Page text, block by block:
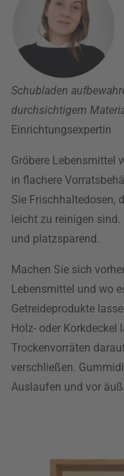
Schubladen
durchsichtigem
Einrichtungsexpertin
Gröbere Lebensmittel
in flachere
Sie Frischhaltedosen,
leicht zu reinigen
und platzsparend.
Machen Sie sich
Lebensmittel und wo
Getreideprodukte
Holz- oder Korkdeckel
Trockenvorräten
verschließen.
Auslaufen und vor